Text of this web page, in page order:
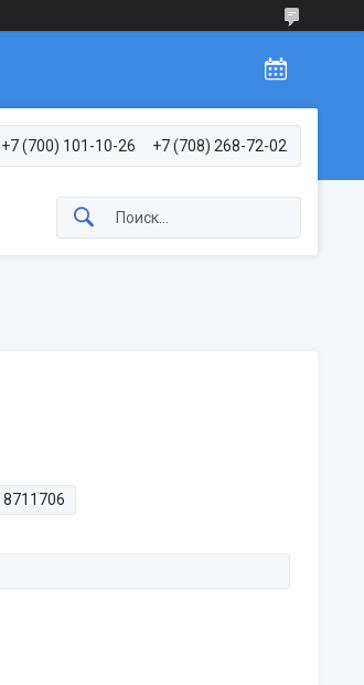
+7 (700) 101-10-26 +7 (708) 268-72-02
8711706